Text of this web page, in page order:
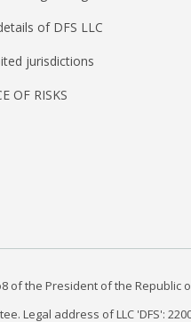
of DFS LLC
jurisdictions
OF RISKS
of the President of the Republic
Legal address of LLC 'DFS':